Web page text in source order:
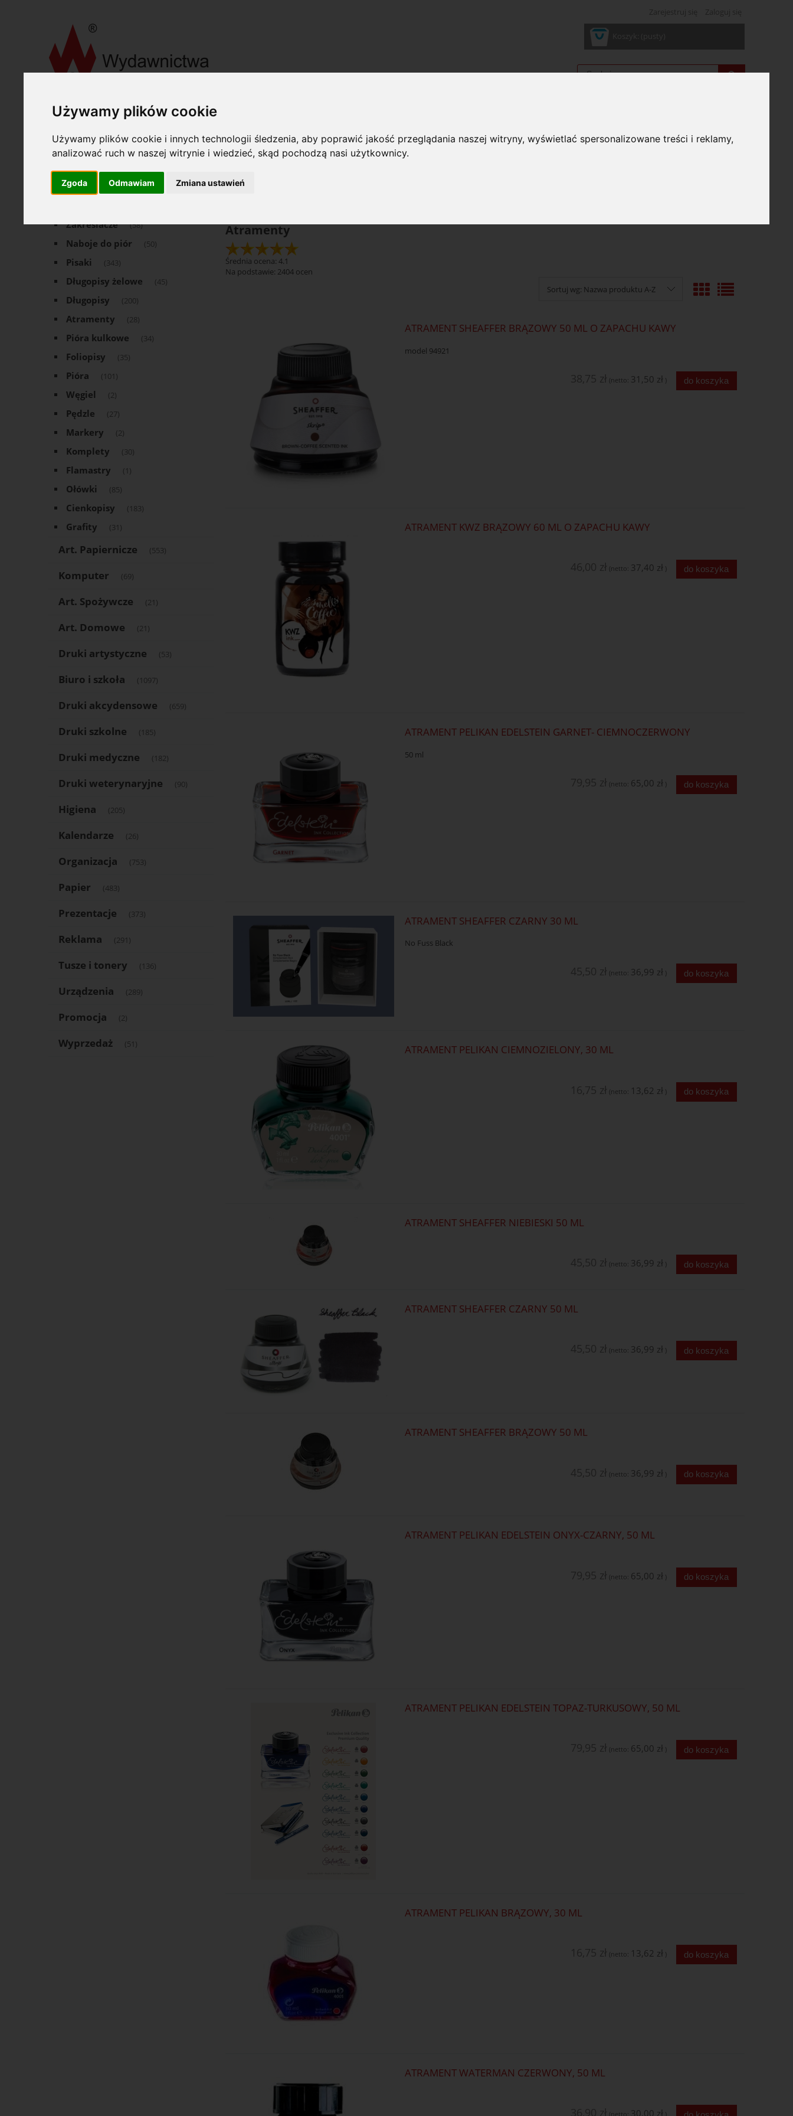
Używamy plików cookie
Używamy plików cookie i innych technologii śledzenia, aby poprawić jakość przeglądania naszej witryny, wyświetlać spersonalizowane treści i reklamy,
analizować ruch w naszej witrynie i wiedzieć, skąd pochodzą nasi użytkownicy.
Zgoda Odmawiam Zmiana ustawień
Oferta
Art. Piśmienne
Pióra wieczne
Wkłady (151)
Zakreślacze (58)
Naboje do piór (50)
Pisaki (343)
Długopisy żelowe (45)
Długopisy (200)
Atramenty (28)
Pióra kulkowe (34)
Foliopisy (35)
Pióra (101)
Węgiel (2)
Pędzle (27)
Markery (2)
Komplety (30)
Flamastry (1)
Ołówki (85)
Cienkopisy (183)
Grafity (31)
Art. Papiernicze (553)
Komputer (69)
Art. Spożywcze (21)
Art. Domowe (21)
Druki artystyczne (53)
Biuro i szkoła (1097)
Druki akcydensowe (659)
Druki szkolne (185)
Druki medyczne (182)
Druki weterynaryjne (90)
Higiena (205)
Kalendarze (26)
Organizacja (753)
Papier (483)
Prezentacje (373)
Reklama (291)
Tusze i tonery (136)
Urządzenia (289)
Promocja (2)
Wyprzedaż (51)
Kategorie: Atramenty
Dostępność: (wybierz)
Atramenty
Średnia ocena: 4.1
Na podstawie: 2404 ocen
Sortuj wg: Nazwa produktu A-Z
ATRAMENT SHEAFFER BRĄZOWY 50 ML O ZAPACHU KAWY
model 94921
(netto: 31,50 zł ) do koszyka
ATRAMENT KWZ BRĄZOWY 60 ML O ZAPACHU KAWY
(netto: 37,40 zł ) do koszyka
ATRAMENT PELIKAN EDELSTEIN GARNET- CIEMNOCZERWONY
50 ml
(netto: 65,00 zł ) do koszyka
ATRAMENT SHEAFFER CZARNY 30 ML
No Fuss Black
(netto: 36,99 zł ) do koszyka
ATRAMENT PELIKAN CIEMNOZIELONY, 30 ML
(netto: 13,62 zł ) do koszyka
ATRAMENT SHEAFFER NIEBIESKI 50 ML
(netto: 36,99 zł ) do koszyka
ATRAMENT SHEAFFER CZARNY 50 ML
(netto: 36,99 zł ) do koszyka
ATRAMENT SHEAFFER BRĄZOWY 50 ML
(netto: 36,99 zł ) do koszyka
ATRAMENT PELIKAN EDELSTEIN ONYX-CZARNY, 50 ML
(netto: 65,00 zł ) do koszyka
ATRAMENT PELIKAN EDELSTEIN TOPAZ-TURKUSOWY, 50 ML
(netto: 65,00 zł ) do koszyka
ATRAMENT PELIKAN BRĄZOWY, 30 ML
(netto: 13,62 zł ) do koszyka
ATRAMENT WATERMAN CZERWONY, 50 ML
(netto: 30,00 zł )